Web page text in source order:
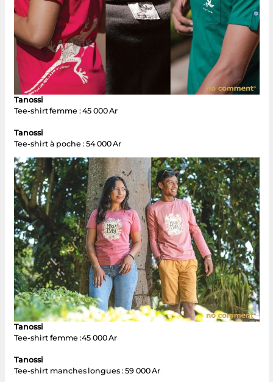
Tanossi
Tee-shirt femme : 45 000 Ar
Tanossi
Tee-shirt à poche : 54 000 Ar
Tanossi
Tee-shirt femme :45 000 Ar
Tanossi
Tee-shirt manches longues : 59 000 Ar